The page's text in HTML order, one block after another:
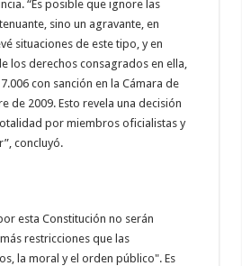
“Es posible que ignore las
sino un agravante, en
situaciones de este tipo, y en
los derechos consagrados en ella,
con sanción en la Cámara de
de 2009. Esto revela una decisión
por miembros oficialistas y
concluyó.
esta Constitución no serán
restricciones que las
la moral y el orden público". Es